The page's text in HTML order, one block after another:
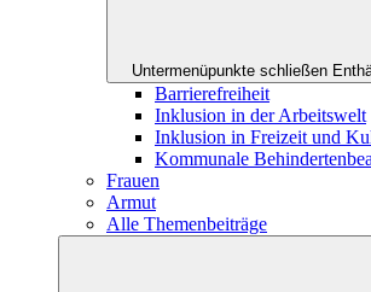
Untermenüpunkte schließen
Barrierefreiheit
Inklusion in der Arbeitswelt
Inklusion in Freizeit und
Kommunale
Frauen
Armut
Alle Themenbeiträge